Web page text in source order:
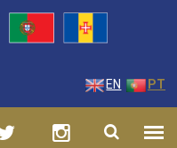
EN PT